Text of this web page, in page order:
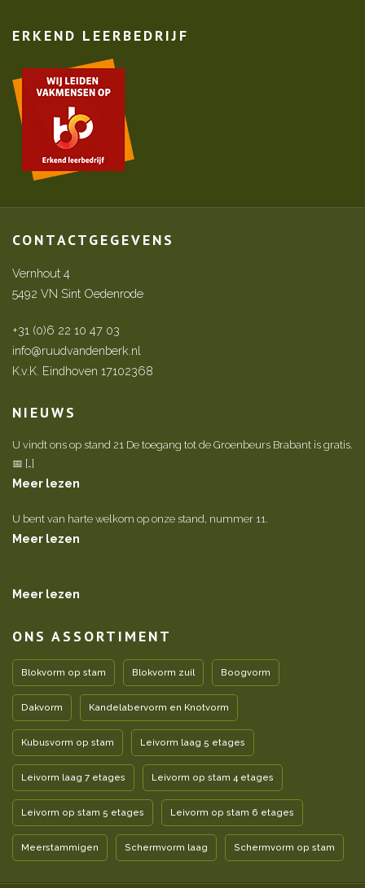
ERKEND LEERBEDRIJF
CONTACTGEGEVENS
Vernhout 4
5492 VN Sint Oedenrode
+31 (0)6 22 10 47 03
info@ruudvandenberk.nl
K.v.K. Eindhoven 17102368
NIEUWS
U vindt ons op stand 21 De toegang tot de Groenbeurs Brabant is gratis.
📅 […]
Meer lezen
U bent van harte welkom op onze stand, nummer 11.
Meer lezen
Meer lezen
ONS ASSORTIMENT
Blokvorm op stam Blokvorm zuil Boogvorm
Dakvorm Kandelabervorm en Knotvorm
Kubusvorm op stam Leivorm laag 5 etages
Leivorm laag 7 etages Leivorm op stam 4 etages
Leivorm op stam 5 etages Leivorm op stam 6 etages
Meerstammigen Schermvorm laag Schermvorm op stam